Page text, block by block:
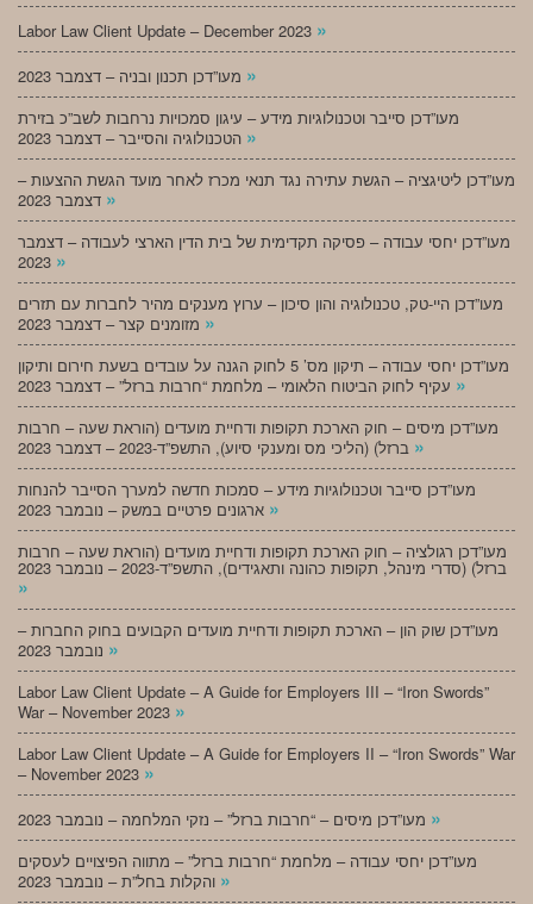
Labor Law Client Update – December 2023 »
»
מעו”דכן סייבר וטכנולוגיות מידע – עיגון סמכויות נרחבות לשב”כ בזירת
»
מעו”דכן ליטיגציה – הגשת עתירה נגד תנאי מכרז לאחר מועד הגשת ההצעות –
»
מעו”דכן יחסי עבודה – פסיקה תקדימית של בית הדין הארצי לעבודה – דצמבר
»
מעו”דכן היי-טק, טכנולוגיה והון סיכון – ערוץ מענקים מהיר לחברות עם תזרים
»
מעו”דכן יחסי עבודה – תיקון מס’ 5 לחוק הגנה על עובדים בשעת חירום ותיקון
»
מעו”דכן מיסים – חוק הארכת תקופות ודחיית מועדים (הוראת שעה – חרבות
»
מעו”דכן סייבר וטכנולוגיות מידע – סמכות חדשה למערך הסייבר להנחות
»
מעו”דכן רגולציה – חוק הארכת תקופות ודחיית מועדים (הוראת שעה – חרבות
ברזל) (סדרי מינהל, תקופות כהונה ותאגידים), התשפ”ד-2023 – נובמבר 2023
»
מעו”דכן שוק הון – הארכת תקופות ודחיית מועדים הקבועים בחוק החברות –
»
Labor Law Client Update – A Guide for Employers III – “Iron Swords”
War – November 2023 »
Labor Law Client Update – A Guide for Employers II – “Iron Swords” War
– November 2023 »
»
מעו”דכן יחסי עבודה – מלחמת “חרבות ברזל” – מתווה הפיצויים לעסקים
»